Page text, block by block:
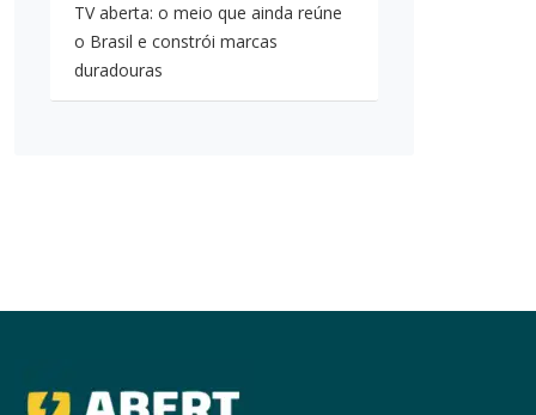
TV aberta: o meio que ainda reúne
o Brasil e constrói marcas
duradouras